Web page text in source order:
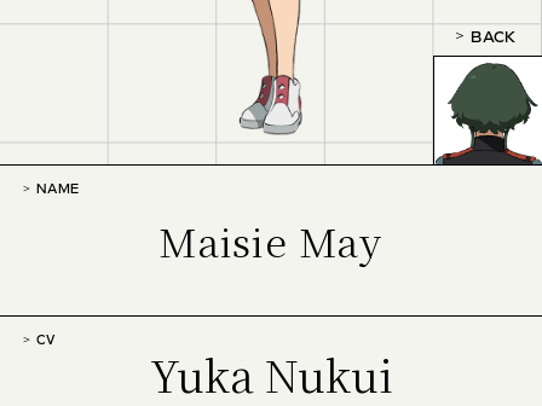
BACK
NAME
Maisie May
CV
Yuka Nukui